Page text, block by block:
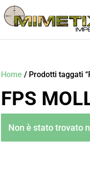
Home / Prodotti taggati
FPS
Non è stato trovato